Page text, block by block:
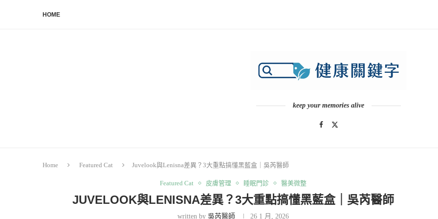
HOME
keep your memories alive
Home Featured Cat Juvelook與Lenisna差異？3大重點搞懂黑藍盒｜吳芮醫師
Featured Cat 皮膚管理 睡眠門診 醫美微整
JUVELOOK與LENISNA差異？3大重點搞懂黑藍盒｜吳芮醫師
written by 吳芮醫師 26 1 月, 2026